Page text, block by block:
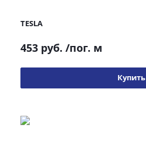
TESLA
453 руб. /пог. м
Купить